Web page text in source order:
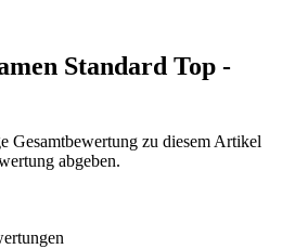
Standard Top -
Gesamtbewertung zu diesem Artikel
abgeben.